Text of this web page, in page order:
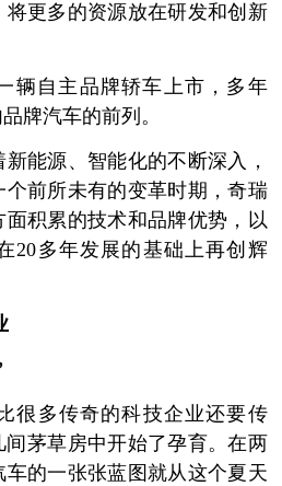
更多的资源放在研发和创新
自主品牌轿车上市，多年
牌汽车的前列。
源、智能化的不断深入，
前所未有的变革时期，奇瑞
积累的技术和品牌优势，以
20多年发展的基础上再创辉
多传奇的科技企业还要传
间茅草房中开始了孕育。在两
的一张张蓝图就从这个夏天